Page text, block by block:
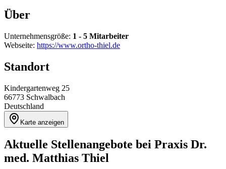
Über
Unternehmensgröße: 1 - 5 Mitarbeiter
Webseite: https://www.ortho-thiel.de
Standort
Kindergartenweg 25
66773 Schwalbach
Deutschland
Karte anzeigen
Aktuelle Stellenangebote bei Praxis Dr.
med. Matthias Thiel